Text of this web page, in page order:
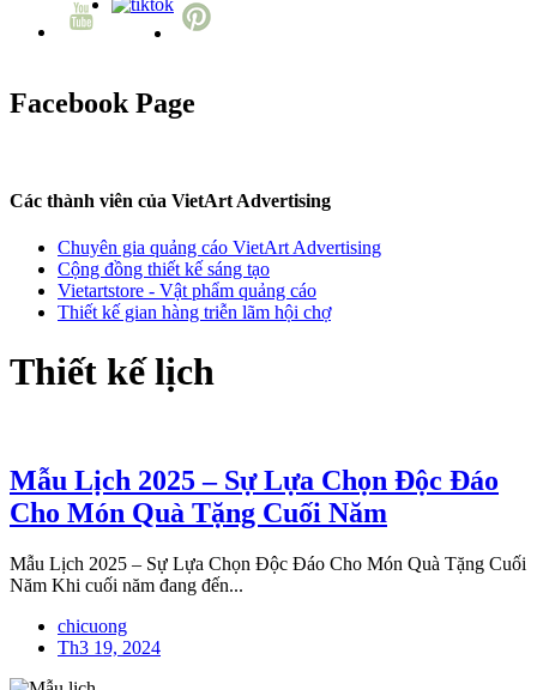
Facebook Page
Các thành viên của VietArt Advertising
Chuyên gia quảng cáo VietArt Advertising
Cộng đồng thiết kế sáng tạo
Vietartstore - Vật phẩm quảng cáo
Thiết kế gian hàng triễn lãm hội chợ
Thiết kế lịch
Mẫu Lịch 2025 – Sự Lựa Chọn Độc Đáo
Cho Món Quà Tặng Cuối Năm
Mẫu Lịch 2025 – Sự Lựa Chọn Độc Đáo Cho Món Quà Tặng Cuối
Năm Khi cuối năm đang đến...
chicuong
Th3 19, 2024